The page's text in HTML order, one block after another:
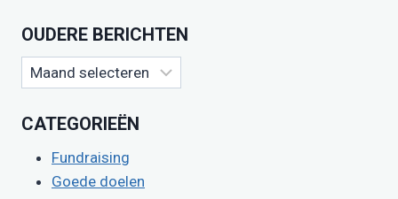
OUDERE BERICHTEN
Oudere
berichten
CATEGORIEËN
Fundraising
Goede doelen